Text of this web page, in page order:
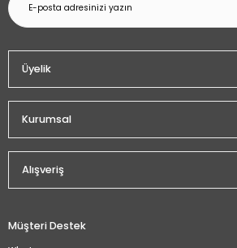
Üyelik
Kurumsal
Alışveriş
Müşteri Destek